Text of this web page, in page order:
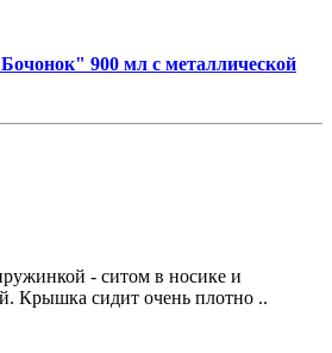
900 мл с металлической
- ситом в носике и
Крышка сидит очень плотно ..